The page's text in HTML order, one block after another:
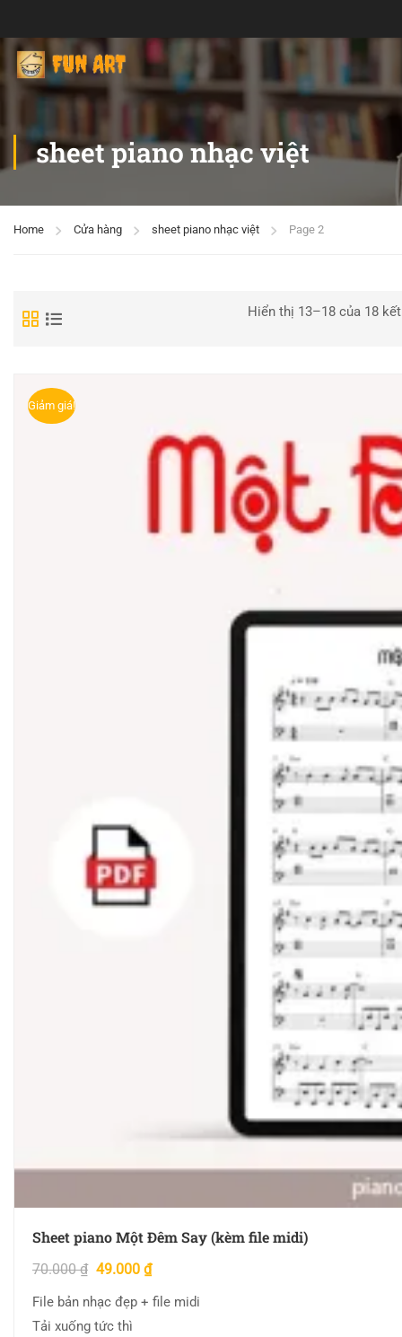
sheet piano nhạc việt
Home Cửa hàng sheet piano nhạc việt Page 2
Hiển thị 13–18 của 18
Giảm giá!
Sheet piano Một Đêm Say (kèm file midi)
70.000₫ 49.000 ₫
File bản nhạc đẹp + file midi
Tải xuống tức thì